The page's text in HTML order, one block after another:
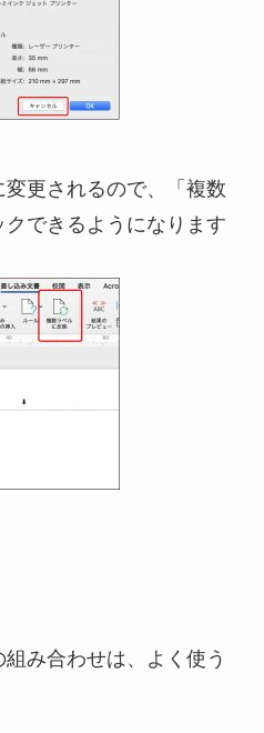
更されるので、「複数
できるようになります
み合わせは、よく使う